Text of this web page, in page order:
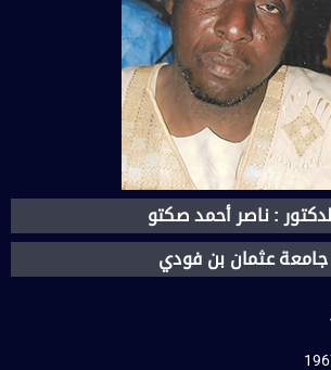
الدكتور : ناصر أحمد صكتو
جامعة عثمان بن فودي